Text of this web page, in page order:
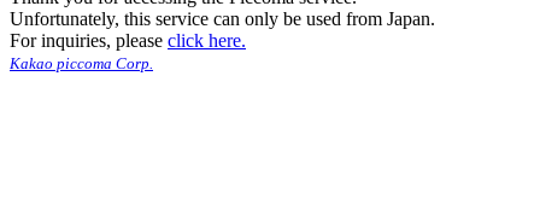
Unfortunately, this service can only be used from Japan.
For inquiries, please click here.
Kakao piccoma Corp.